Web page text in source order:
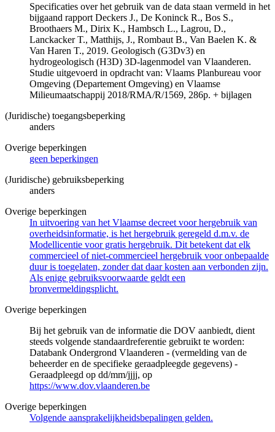
Specificaties over het gebruik van de data staan vermeld in het
bijgaand rapport Deckers J., De Koninck R., Bos S.,
Broothaers M., Dirix K., Hambsch L., Lagrou, D.,
Lanckacker T., Matthijs, J., Rombaut B., Van Baelen K. &
Van Haren T., 2019. Geologisch (G3Dv3) en
hydrogeologisch (H3D) 3D-lagenmodel van Vlaanderen.
Studie uitgevoerd in opdracht van: Vlaams Planbureau voor
Omgeving (Departement Omgeving) en Vlaamse
Milieumaatschappij 2018/RMA/R/1569, 286p. + bijlagen
(Juridische) toegangsbeperking
anders
Overige beperkingen
geen beperkingen
(Juridische) gebruiksbeperking
anders
Overige beperkingen
In uitvoering van het Vlaamse decreet voor hergebruik van
overheidsinformatie, is het hergebruik geregeld d.m.v. de
Modellicentie voor gratis hergebruik. Dit betekent dat elk
commercieel of niet-commercieel hergebruik voor onbepaalde
duur is toegelaten, zonder dat daar kosten aan verbonden zijn.
Als enige gebruiksvoorwaarde geldt een
bronvermeldingsplicht.
Overige beperkingen
Bij het gebruik van de informatie die DOV aanbiedt, dient
steeds volgende standaardreferentie gebruikt te worden:
Databank Ondergrond Vlaanderen - (vermelding van de
beheerder en de specifieke geraadpleegde gegevens) -
Geraadpleegd op dd/mm/jjjj, op
https://www.dov.vlaanderen.be
Overige beperkingen
Volgende aansprakelijkheidsbepalingen gelden.